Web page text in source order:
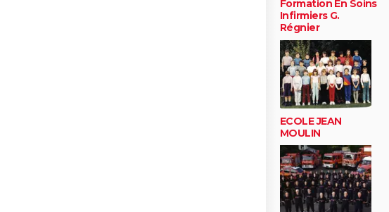
Formation En Soins
Infirmiers G.
Régnier
ECOLE JEAN
MOULIN